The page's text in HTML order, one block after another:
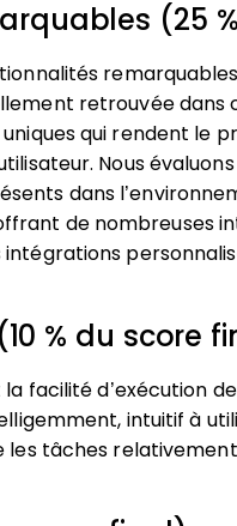
(25
retrouvée dans
qui rendent le
Nous
dans
de nombreuses
% du score
facilité d’exécution
intuitif à
les tâches